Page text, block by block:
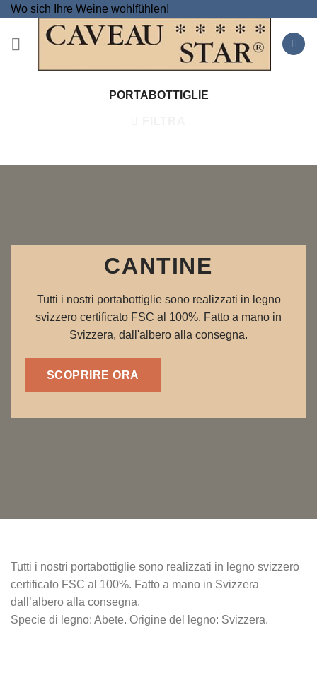
Salta
Wo sich Ihre Weine wohlfühlen!
PORTABOTTIGLIE
CANTINE
Tutti i nostri portabottiglie sono realizzati in legno
svizzero certificato FSC al 100%. Fatto a mano in
Svizzera, dall'albero alla consegna.
SCOPRIRE ORA
Tutti i nostri portabottiglie sono realizzati in legno svizzero
certificato FSC al 100%. Fatto a mano in Svizzera
dall’albero alla consegna.
Specie di legno: Abete. Origine del legno: Svizzera.